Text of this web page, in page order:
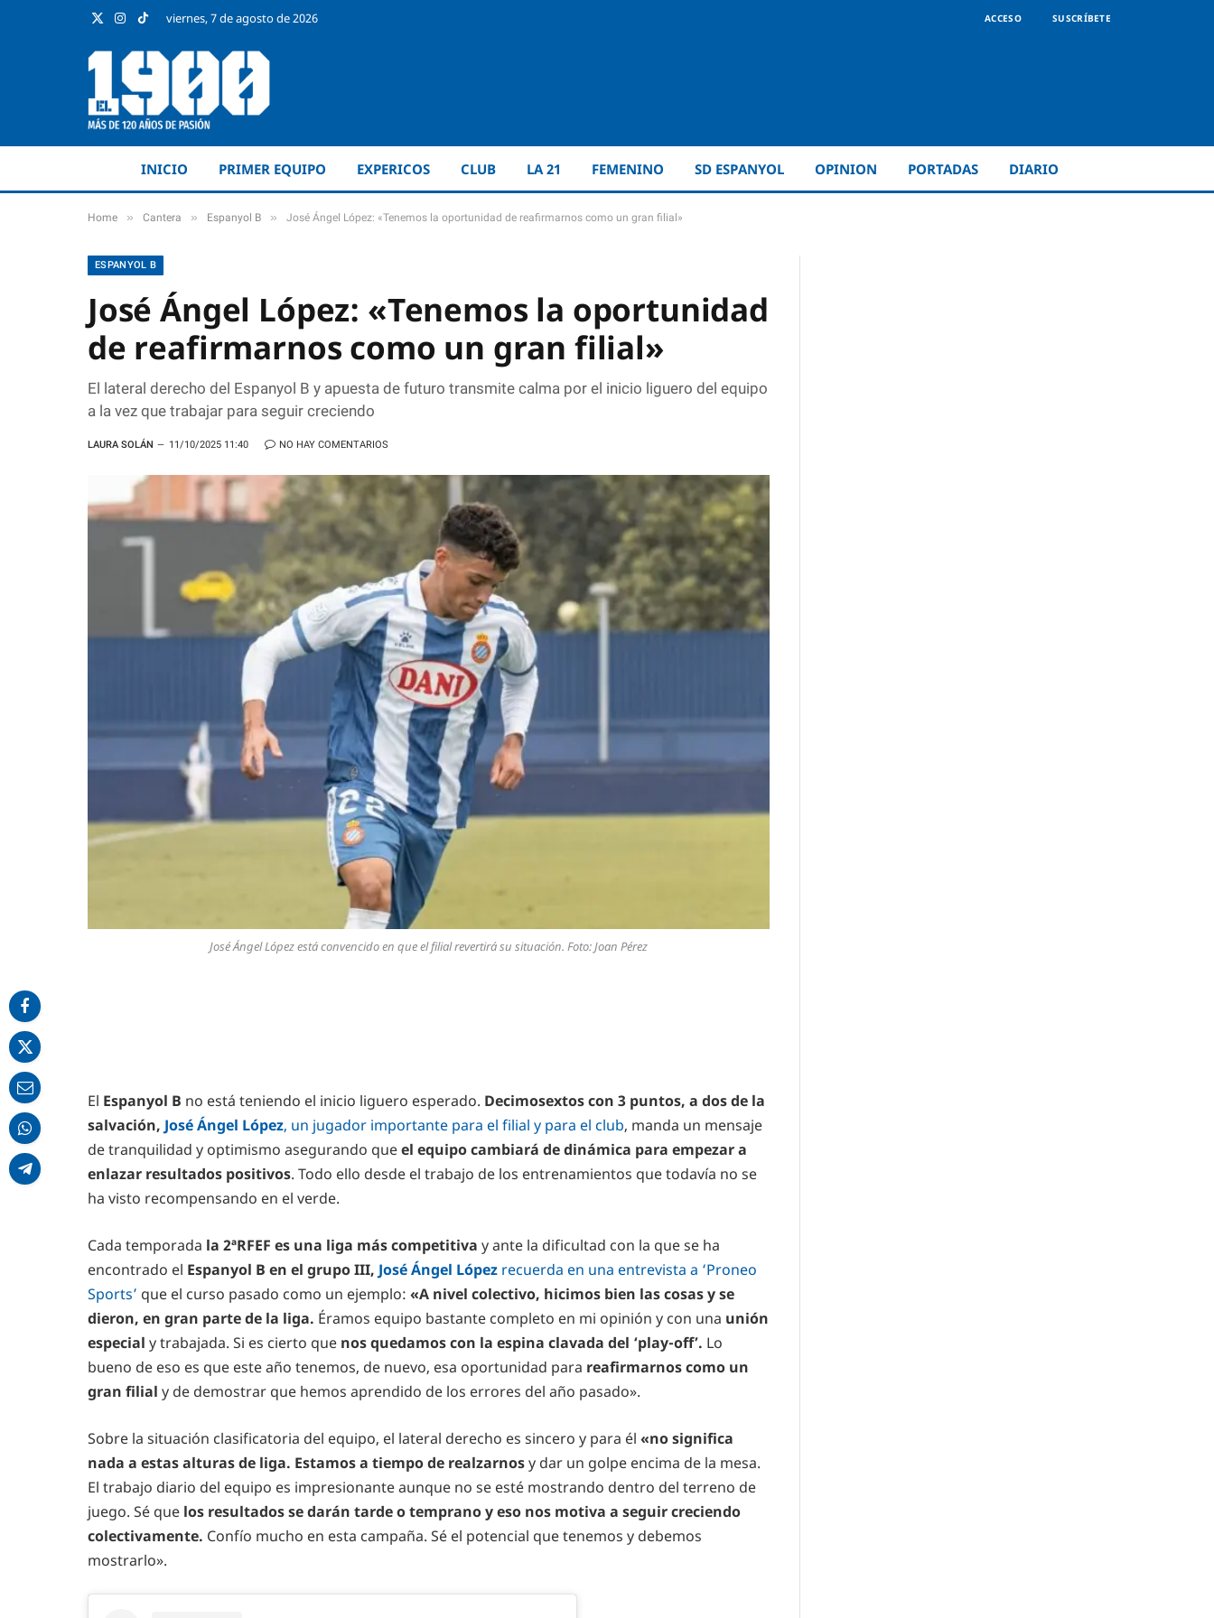
X
Instagram
TikTokviernes, 7 de agosto de 2026 ACCESO SUSCRÍBETE
INICIO PRIMER EQUIPO EXPERICOS CLUB LA 21 FEMENINO SD ESPANYOL OPINION PORTADAS DIARIO
Home » Cantera » Espanyol B » José Ángel López: «Tenemos la oportunidad de reafirmarnos como un gran filial»
ESPANYOL B
José Ángel López: «Tenemos la oportunidad
de reafirmarnos como un gran filial»
El lateral derecho del Espanyol B y apuesta de futuro transmite calma por el inicio liguero del equipo
a la vez que trabajar para seguir creciendo
LAURA SOLÁN 11/10/2025 11:40 NO HAY COMENTARIOS
José Ángel López está convencido en que el filial revertirá su situación. Foto: Joan Pérez
El Espanyol B no está teniendo el inicio liguero esperado. Decimosextos con 3 puntos, a dos de la
salvación, José Ángel López, un jugador importante para el filial y para el club, manda un mensaje
de tranquilidad y optimismo asegurando queel equipo cambiará de dinámica para empezar a
enlazar resultados positivos. Todo ello desde el trabajo de los entrenamientos que todavía no se
ha visto recompensando en el verde.
Cada temporada la 2ªRFEF es una liga más competitiva y ante la dificultad con la que se ha
encontrado el Espanyol B en el grupo III, José Ángel López recuerda en una entrevista a ‘Proneo
Sports’ que el curso pasado como un ejemplo: «A nivel colectivo, hicimos bien las cosas y se
dieron, en gran parte de la liga. Éramos equipo bastante completo en mi opinión y con una unión
especial y trabajada. Si es cierto que nos quedamos con la espina clavada del ‘play-off’. Lo
bueno de eso es que este año tenemos, de nuevo, esa oportunidad para reafirmarnos como un
gran filial y de demostrar que hemos aprendido de los errores del año pasado».
Sobre la situación clasificatoria del equipo, el lateral derecho es sincero y para él «no significa
nada a estas alturas de liga. Estamos a tiempo de realzarnosy dar un golpe encima de la mesa.
El trabajo diario del equipo es impresionante aunque no se esté mostrando dentro del terreno de
juego. Sé que los resultados se darán tarde o temprano y eso nos motiva a seguir creciendo
colectivamente. Confío mucho en esta campaña. Sé el potencial que tenemos y debemos
mostrarlo».